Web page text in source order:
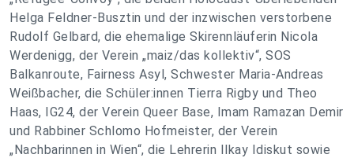
Helga Feldner-Busztin und der inzwischen verstorbene
Rudolf Gelbard, die ehemalige Skirennläuferin Nicola
Werdenigg, der Verein „maiz/das kollektiv“, SOS
Balkanroute, Fairness Asyl, Schwester Maria-Andreas
Weißbacher, die Schüler:innen Tierra Rigby und Theo
Haas, IG24, der Verein Queer Base, Imam Ramazan Demir
und Rabbiner Schlomo Hofmeister, der Verein
„Nachbarinnen in Wien“, die Lehrerin Ilkay Idiskut sowie